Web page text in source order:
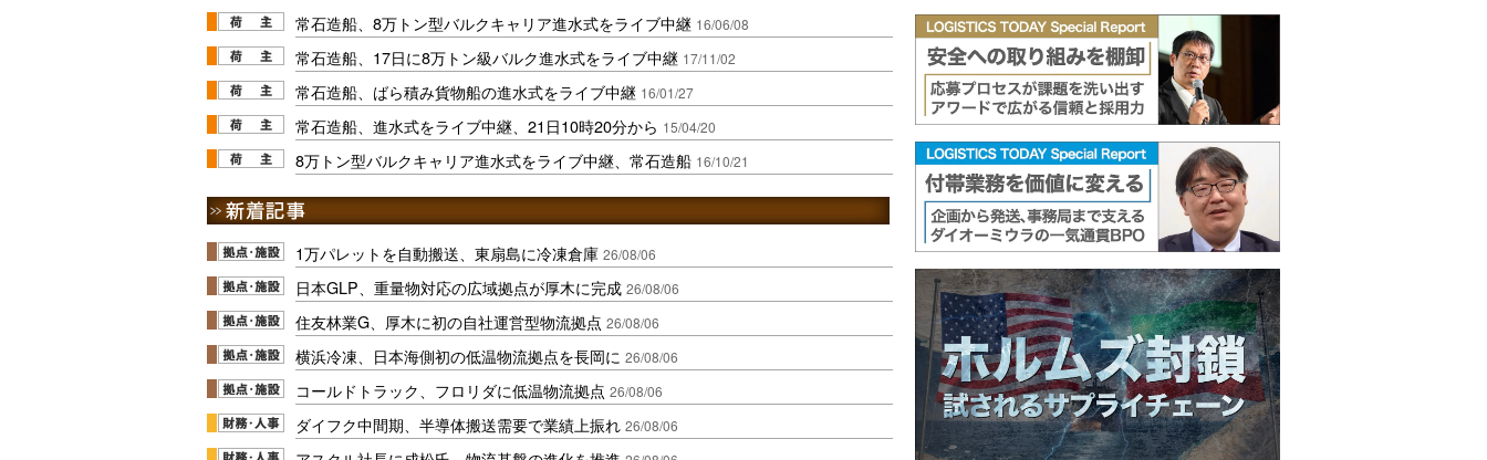
常石造船、8万トン型バルクキャリア進水式をライブ中継 16/06/08
常石造船、17日に8万トン級バルク進水式をライブ中継 17/11/02
常石造船、ばら積み貨物船の進水式をライブ中継 16/01/27
常石造船、進水式をライブ中継、21日10時20分から 15/04/20
8万トン型バルクキャリア進水式をライブ中継、常石造船 16/10/21
1万パレットを自動搬送、東扇島に冷凍倉庫 26/08/06
日本GLP、重量物対応の広域拠点が厚木に完成 26/08/06
住友林業G、厚木に初の自社運営型物流拠点 26/08/06
横浜冷凍、日本海側初の低温物流拠点を長岡に 26/08/06
コールドトラック、フロリダに低温物流拠点 26/08/06
ダイフク中間期、半導体搬送需要で業績上振れ 26/08/06